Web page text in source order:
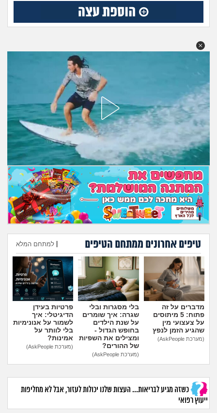
שומרים על הגוף
בין הסדינים
חיות מחמד
יוקר המחיה
גאווה
טיפים אחרונים ממתחם הטיפים למתחם המלא
הוספת טיפ
מדברים על זה
פתוח: 5 מיתוסים
על צעצועי מין
שהגיע הזמן לנפץ
(מערכת AskPeople)
בלי מסגרות ובלי
שגרה: איך שומרים
על שנת הילדים
בחופש הגדול -
ומצילים את השפיות
של ההורים?
(מערכת AskPeople)
פרטיות בעידן
הדיגיטלי: איך
לשמור על אנונימיות
בלי לוותר על
אמינות?
(מערכת AskPeople)
כשזה מגיע לבריאות... העצות שלנו יכולות לעזור, אבל לא מחליפות
ייעוץ רפואי